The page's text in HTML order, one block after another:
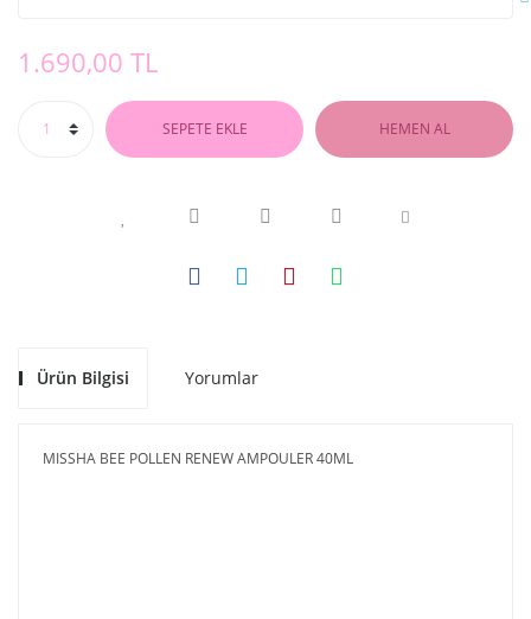
1.690,00 TL
SEPETE EKLE HEMEN AL
Ürün Bilgisi Yorumlar
MISSHA BEE POLLEN RENEW AMPOULER 40ML